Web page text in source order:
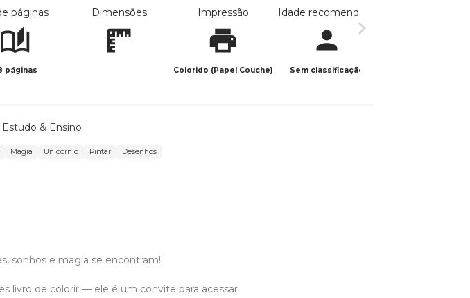
páginas
páginas
Dimensões Impressão
Colorido (Papel Couche)
Idade recomendada
Sem classificação
Estudo & Ensino
Magia Unicórnio Pintar Desenhos
sonhos e magia se encontram!
livro de colorir — ele é um convite para acessar